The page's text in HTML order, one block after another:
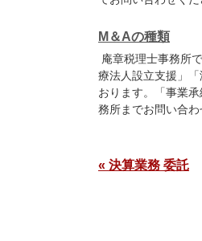
M＆Aの種類
庵章税理士事務所
療法人設立支援」
おります。「事業
務所までお問い合わ
« 決算業務 委託